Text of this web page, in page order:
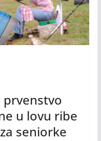
prvenstvo
u lovu ribe
seniorke